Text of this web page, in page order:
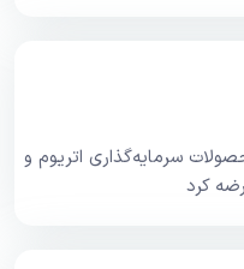
سرمایه‌گذاری اتریوم و
کرد